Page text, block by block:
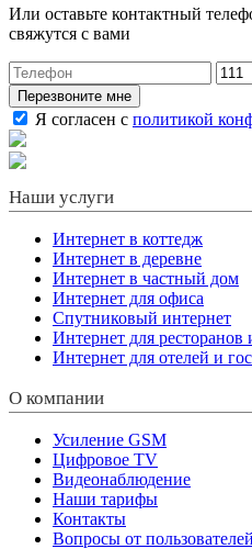
Или оставьте контактный
свяжутся с вами
Перезвоните мне
Я согласен с политикой
Наши услуги
Интернет в коттедж
Интернет в деревне
Интернет в частный дом
Интернет для офиса
Спутниковый интернет
Интернет для ресторанов
Интернет для отелей и
О компании
Усиление GSM
Цифровое TV
Видеонаблюдение
Наши тарифы
Контакты
Вопросы от пользователей